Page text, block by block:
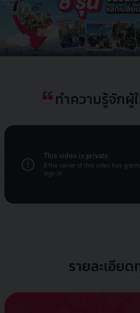
ทำความรู้จักผู้
รายละเอียด